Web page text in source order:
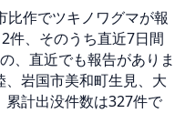
作でツキノワグマが報
件、そのうち直近7日間
、直近でも報告がありま
岩国市美和町生見、大
計出没件数は327件で